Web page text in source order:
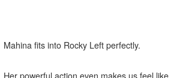
Mahina fits into Rocky Left perfectly.